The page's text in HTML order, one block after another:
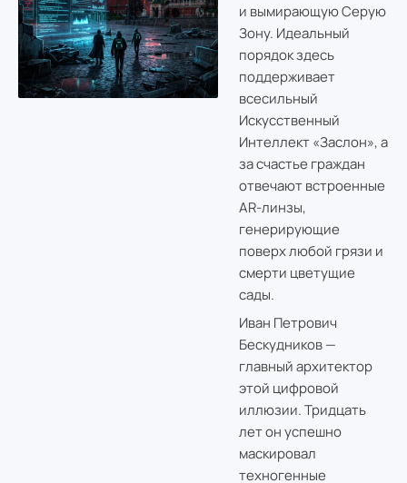
и вымирающую Серую
Зону. Идеальный
порядок здесь
поддерживает
всесильный
Искусственный
Интеллект «Заслон», а
за счастье граждан
отвечают встроенные
AR-линзы,
генерирующие
поверх любой грязи и
смерти цветущие
сады.
Иван Петрович
Бескудников —
главный архитектор
этой цифровой
иллюзии. Тридцать
лет он успешно
маскировал
техногенные